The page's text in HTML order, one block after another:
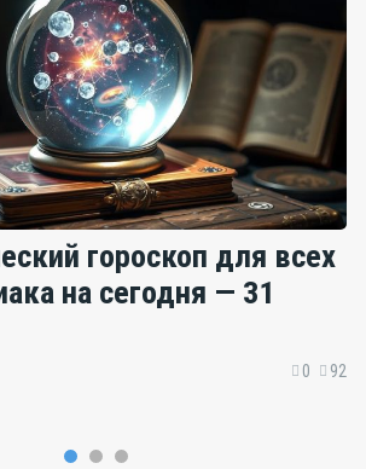
гороскоп для всех
на сегодня — 31
0 92